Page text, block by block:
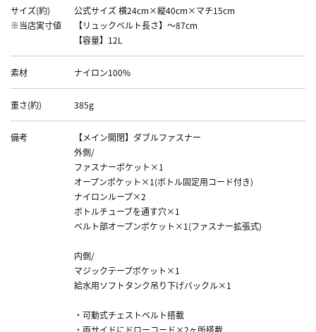
サイズ(約)
※当店実寸値
公式サイズ 横24cm×縦40cm×マチ15cm
【リュックベルト長さ】～87cm
【容量】12L
素材 ナイロン100%
重さ(約) 385g
備考
【メイン開閉】ダブルファスナー
外側/
ファスナーポケット×1
オープンポケット×1(ボトル固定用コード付き)
ナイロンループ×2
ボトルチューブを通す穴×1
ベルト部オープンポケット×1(ファスナー拡張式)
内側/
マジックテープポケット×1
給水用ソフトタンク吊り下げバックル×1
・可動式チェストベルト搭載
・両サイドにドローコード×2ヶ所搭載